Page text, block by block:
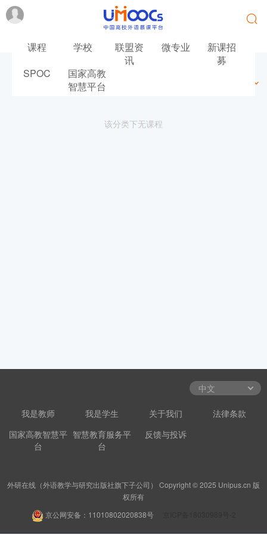
课程 学校
联盟资
讯
微专业
新课招
募
SPOC
国家高教
智慧平台
该分类下无课程
我是教师 我是学生 关于我们
法律条款
国家高教智慧平
台
智慧教育服务平
台
反馈与投诉
外研在线（外语教学与研究出版社旗下子公司） Copyright © 2025 Unipus.cn 版
权所有
京公网安备：11010802020838号